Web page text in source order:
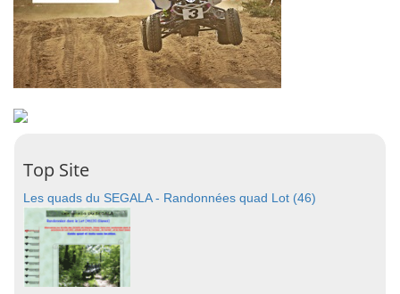
Top Site
Les quads du SEGALA - Randonnées quad Lot (46)